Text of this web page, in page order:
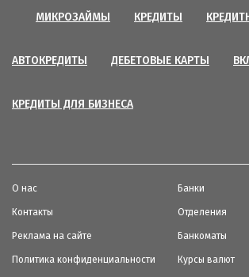
МИКРОЗАЙМЫ КРЕДИТЫ
АВТОКРЕДИТЫ ДЕБЕТОВЫЕ КАРТЫ
КРЕДИТЫ ДЛЯ БИЗНЕСА
О нас
Контакты
Реклама на сайте
Политика конфиденциальности
Банки
Отделения
Банкоматы
Курсы валют